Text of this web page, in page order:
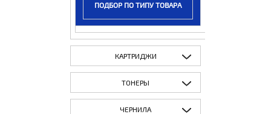
ПОДБОР ПО ТИПУ ТОВАРА
КАРТРИДЖИ
ТОНЕРЫ
ЧЕРНИЛА